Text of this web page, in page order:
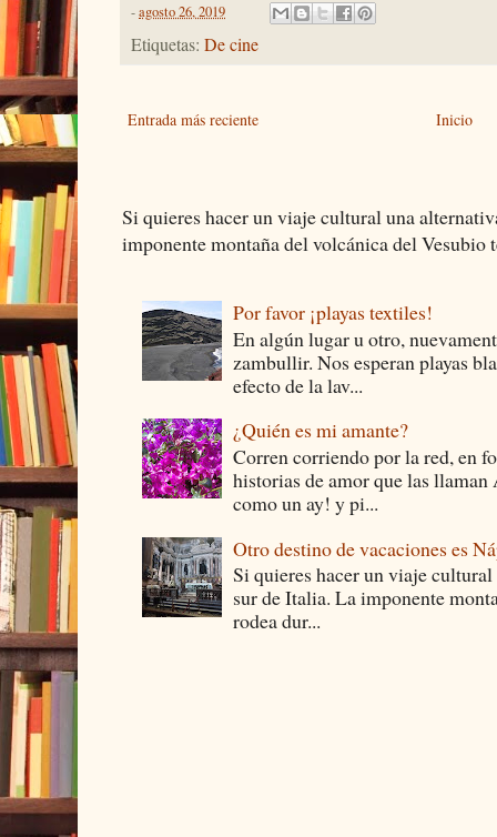
-agosto 26, 2019
Etiquetas: De cine
Entrada más reciente Inicio
Si quieres hacer un viaje cultural una
imponente montaña del volcánica del Vesubio
Por favor ¡playas textiles!
En algún lugar u otro,
zambullir. Nos esperan playas
efecto de la lav...
¿Quién es mi amante?
Corren corriendo por la red, en
historias de amor que las
como un ay! y pi...
Otro destino de vacaciones es
Si quieres hacer un viaje
sur de Italia. La imponente
rodea dur...